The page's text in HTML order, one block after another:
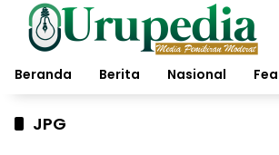
Langsung
konten
Beranda
Berita Nasional
JPG